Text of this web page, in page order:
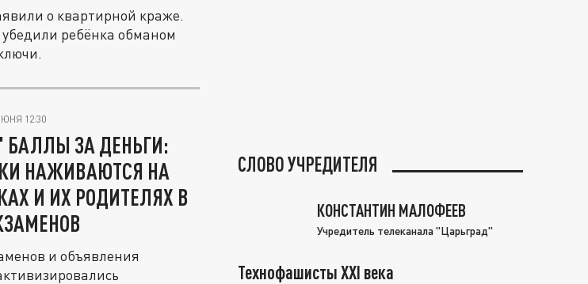
о квартирной краже.
ребёнка обманом
12:30
ЗА ДЕНЬГИ:
НАЖИВАЮТСЯ НА
И ИХ РОДИТЕЛЯХ В
и объявления
СЛОВО УЧРЕДИТЕЛЯ
КОНСТАНТИН МАЛОФЕЕВ
Учредитель телеканала "Царьград"
Технофашисты XXI века